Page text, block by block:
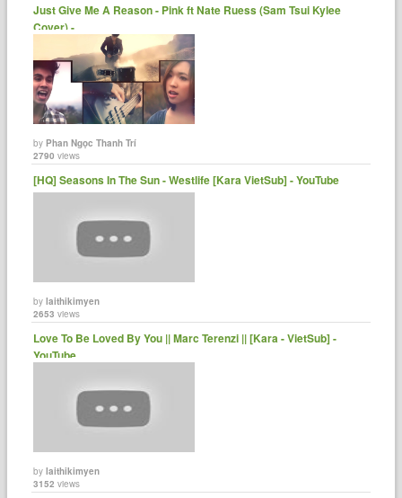
Just Give Me A Reason - Pink ft Nate Ruess (Sam Tsui Kylee
Cover) -......
byPhan Ngọc Thanh Trí
2790 views
[HQ] Seasons In The Sun - Westlife [Kara VietSub] - YouTube
bylaithikimyen
2653 views
Love To Be Loved By You || Marc Terenzi || [Kara - VietSub] -
YouTube
bylaithikimyen
3152 views